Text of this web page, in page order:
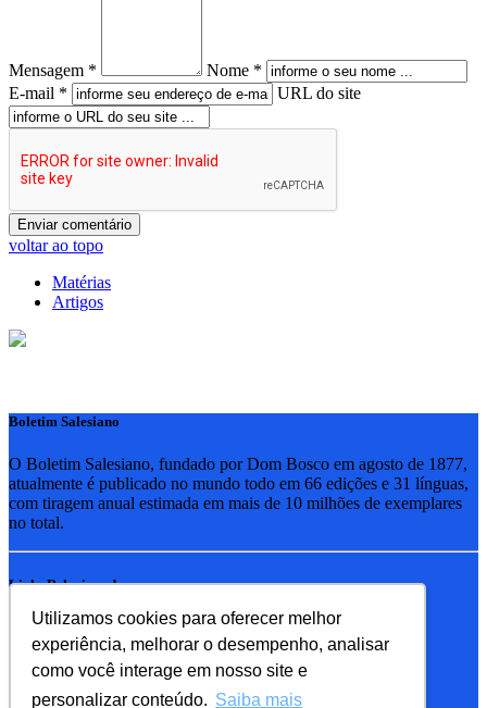
Utilizamos cookies para oferecer melhor
experiência, melhorar o desempenho, analisar
como você interage em nosso site e
personalizar conteúdo. Saiba mais
Mensagem *
Nome *
E-mail *
URL do site
voltar ao topo
Matérias
Artigos
Boletim Salesiano
O Boletim Salesiano, fundado por Dom Bosco em agosto de 1877,
atualmente é publicado no mundo todo em 66 edições e 31 línguas,
com tiragem anual estimada em mais de 10 milhões de exemplares
no total.
Links Relacionados
RSB - Rede Salesiana Brasil
EDEBE - Editora
UPV - União pela Vida